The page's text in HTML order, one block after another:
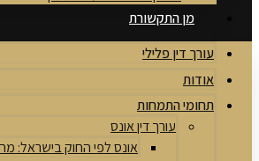
מן התקשורת
עורך דין פלילי
אודות
תחומי התמחות
עורך דין אונס
אונס לפי החוק בישראל: